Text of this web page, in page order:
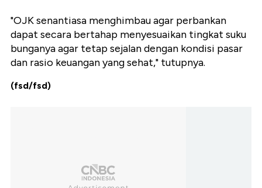
"OJK senantiasa menghimbau agar perbankan
dapat secara bertahap menyesuaikan tingkat suku
bunganya agar tetap sejalan dengan kondisi pasar
dan rasio keuangan yang sehat," tutupnya.
(fsd/fsd)